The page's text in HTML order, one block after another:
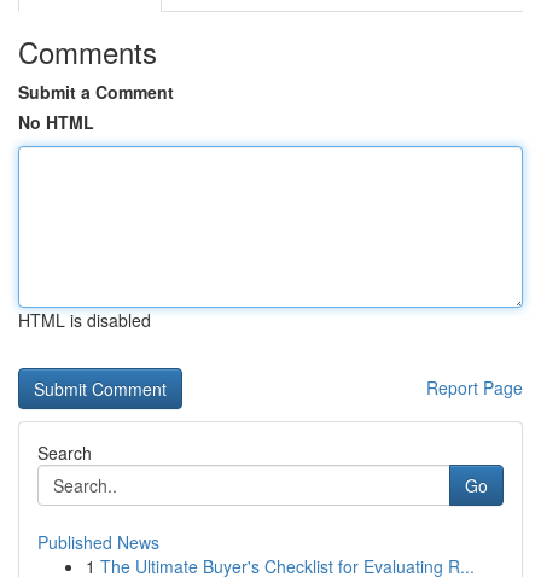
Comments
Submit a Comment
No HTML
HTML is disabled
Report Page
Search
Go
Published News
1 The Ultimate Buyer's Checklist for Evaluating R...